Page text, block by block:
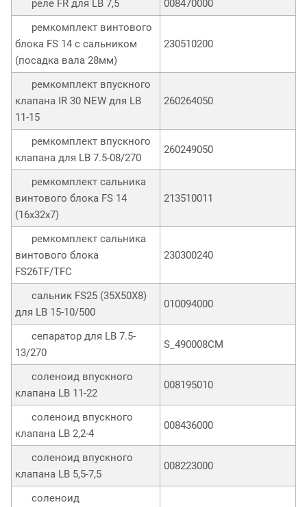
реле FR для LB 7,5
008470000
ремкомплект винтового
блока FS 14 с сальником
(посадка вала 28мм)
230510200
ремкомплект впускного
клапана IR 30 NEW для LB
11-15
260264050
ремкомплект впускного
клапана для LB 7.5-08/270
260249050
ремкомплект сальника
винтового блока FS 14
(16х32х7)
213510011
ремкомплект сальника
винтового блока
FS26TF/TFC
230300240
сальник FS25 (35X50X8)
для LB 15-10/500
010094000
сепаратор для LB 7.5-
13/270
S_490008CM
соленоид впускного
клапана LB 11-22
008195010
соленоид впускного
клапана LB 2,2-4
008436000
соленоид впускного
клапана LB 5,5-7,5
008223000
соленоид